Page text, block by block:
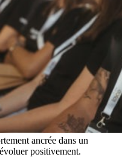
ancrée dans un
positivement.